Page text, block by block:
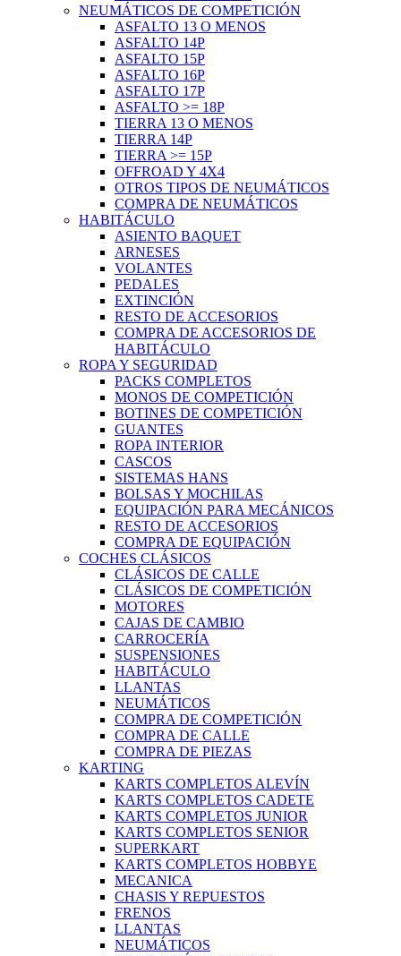
NEUMÁTICOS DE COMPETICIÓN
ASFALTO 13 O MENOS
ASFALTO 14P
ASFALTO 15P
ASFALTO 16P
ASFALTO 17P
ASFALTO >= 18P
TIERRA 13 O MENOS
TIERRA 14P
TIERRA >= 15P
OFFROAD Y 4X4
OTROS TIPOS DE NEUMÁTICOS
COMPRA DE NEUMÁTICOS
HABITÁCULO
ASIENTO BAQUET
ARNESES
VOLANTES
PEDALES
EXTINCIÓN
RESTO DE ACCESORIOS
COMPRA DE ACCESORIOS DE
HABITÁCULO
ROPA Y SEGURIDAD
PACKS COMPLETOS
MONOS DE COMPETICIÓN
BOTINES DE COMPETICIÓN
GUANTES
ROPA INTERIOR
CASCOS
SISTEMAS HANS
BOLSAS Y MOCHILAS
EQUIPACIÓN PARA MECÁNICOS
RESTO DE ACCESORIOS
COMPRA DE EQUIPACIÓN
COCHES CLÁSICOS
CLÁSICOS DE CALLE
CLÁSICOS DE COMPETICIÓN
MOTORES
CAJAS DE CAMBIO
CARROCERÍA
SUSPENSIONES
HABITÁCULO
LLANTAS
NEUMÁTICOS
COMPRA DE COMPETICIÓN
COMPRA DE CALLE
COMPRA DE PIEZAS
KARTING
KARTS COMPLETOS ALEVÍN
KARTS COMPLETOS CADETE
KARTS COMPLETOS JUNIOR
KARTS COMPLETOS SENIOR
SUPERKART
KARTS COMPLETOS HOBBYE
MECANICA
CHASIS Y REPUESTOS
FRENOS
LLANTAS
NEUMÁTICOS